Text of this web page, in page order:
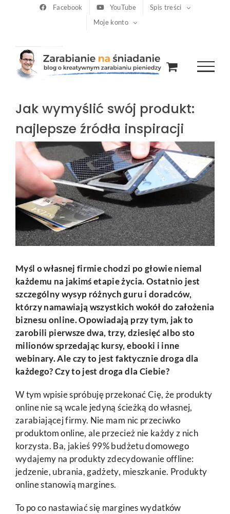
Facebook YouTube
Spis treści
Moje konto
Jak wymyślić swój produkt:
najlepsze źródła inspiracji
Pokaż
większy
obrazek
Myśl o własnej firmie chodzi po głowie niemal
każdemu na jakimś etapie życia. Ostatnio jest
szczególny wysyp różnych guru i doradców,
którzy namawiają wszystkich wokół do założenia
biznesu online. Opowiadają przy tym, jak to
zarobili pierwsze dwa, trzy, dziesięć albo sto
milionów sprzedając kursy, ebooki i inne
webinary. Ale czy to jest faktycznie droga dla
każdego? Czy to jest droga dla Ciebie?
W tym wpisie spróbuję przekonać Cię, że produkty
online nie są wcale jedyną ścieżką do własnej,
zarabiającej firmy. Nie mam nic przeciwko
produktom online, ale przecież nie każdy z nich
korzysta. Ba, jakieś 99% budżetu domowego
wydajemy na produkty zdecydowanie offline:
jedzenie, ubrania, gadżety, mieszkanie. Produkty
online stanowią margines.
To po co nastawiać się margines wydatków